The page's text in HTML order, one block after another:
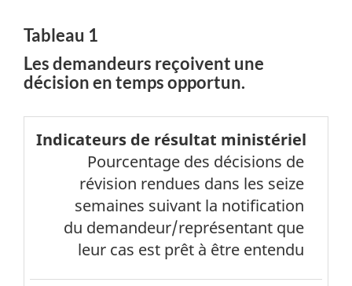
Tableau 1
Les demandeurs reçoivent une
décision en temps opportun.
Indicateurs
résultat
ministériel
Cible
Pourcentage des décisions de
révision rendues dans les seize
semaines suivant la notification
du demandeur/représentant que
leur cas est prêt à être entendu